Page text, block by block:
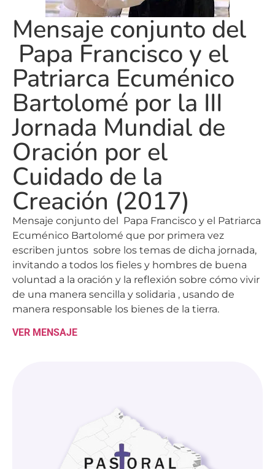
Mensaje conjunto del
Papa Francisco y el
Patriarca Ecuménico
Bartolomé por la III
Jornada Mundial de
Oración por el
Cuidado de la
Creación (2017)
Mensaje conjunto del Papa Francisco y el Patriarca
Ecuménico Bartolomé que por primera vez
escriben juntos sobre los temas de dicha jornada,
invitando a todos los fieles y hombres de buena
voluntad a la oración y la reflexión sobre cómo vivir
de una manera sencilla y solidaria , usando de
manera responsable los bienes de la tierra.
VER MENSAJE